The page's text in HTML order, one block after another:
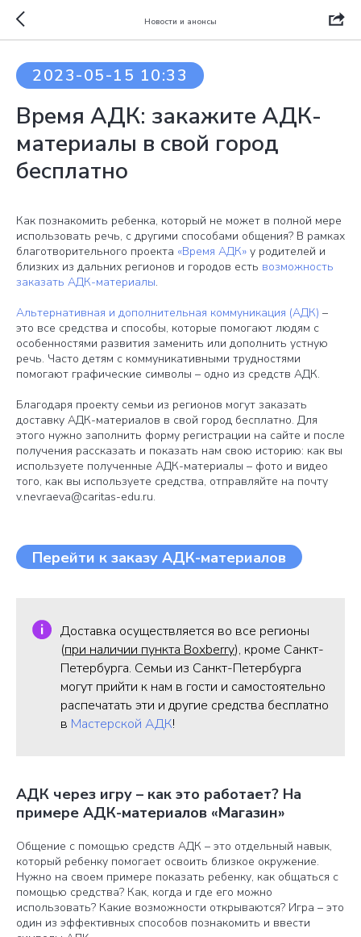
Новости и анонсы
2023-05-15 10:33
Время АДК: закажите АДК-
материалы в свой город
бесплатно
Как познакомить ребенка, который не может в полной мере
использовать речь, с другими способами общения? В рамках
благотворительного проекта «Время АДК» у родителей и
близких из дальних регионов и городов есть возможность
заказать АДК-материалы.
Альтернативная и дополнительная коммуникация (АДК) –
это все средства и способы, которые помогают людям с
особенностями развития заменить или дополнить устную
речь. Часто детям с коммуникативными трудностями
помогают графические символы – одно из средств АДК.
Благодаря проекту семьи из регионов могут заказать
доставку АДК-материалов в свой город бесплатно. Для
этого нужно заполнить форму регистрации на сайте и после
получения рассказать и показать нам свою историю: как вы
используете полученные АДК-материалы – фото и видео
того, как вы используете средства, отправляйте на почту
v.nevraeva@caritas-edu.ru.
Перейти к заказу АДК-материалов
Доставка осуществляется во все регионы
(при наличии пункта Boxberry), кроме Санкт-
Петербурга. Семьи из Санкт-Петербурга
могут прийти к нам в гости и самостоятельно
распечатать эти и другие средства бесплатно
в Мастерской АДК!
АДК через игру – как это работает? На
примере АДК-материалов «Магазин»
Общение с помощью средств АДК – это отдельный навык,
который ребенку помогает освоить близкое окружение.
Нужно на своем примере показать ребенку, как общаться с
помощью средства? Как, когда и где его можно
использовать? Какие возможности открываются? Игра – это
один из эффективных способов познакомить и ввести